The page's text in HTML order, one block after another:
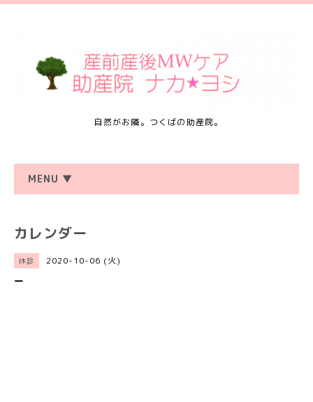
自然がお隣。つくばの助産院。
MENU ▼
カレンダー
休診 2020-10-06 (火)
ー